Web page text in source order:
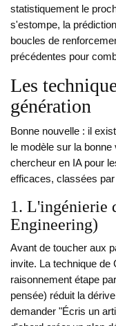
statistiquement le
s'estompe, la
boucles de
précédentes pour
Les
génération
Bonne nouvelle : il
le modèle sur la
chercheur en IA pour
efficaces, classées
1. L'ingénierie
Engineering)
Avant de toucher aux
invite. La technique de
raisonnement étape
pensée) réduit la
demander "Écris un